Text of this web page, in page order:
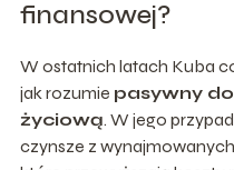
finansowej?
W ostatnich latach Kuba
jak rozumie pasywny
życiową. W jego
czynsze z